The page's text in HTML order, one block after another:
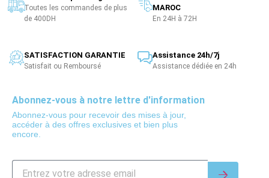
Toutes les commandes de plus
de 400DH
MAROC
En 24H à 72H
SATISFACTION GARANTIE
Satisfait ou Remboursé
Assistance 24h/7j
Assistance dédiée en 24h
Abonnez-vous à notre lettre d'information
Abonnez-vous pour recevoir des mises à jour,
accéder à des offres exclusives et bien plus
encore.